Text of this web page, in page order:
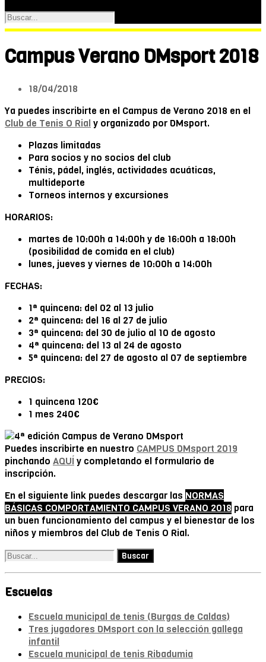
Campus Verano DMsport 2018
18/04/2018
Ya puedes inscribirte en el Campus de Verano 2018 en el
Club de Tenis O Rial y organizado por DMsport.
Plazas limitadas
Para socios y no socios del club
Ténis, pádel, inglés, actividades acuáticas,
multideporte
Torneos internos y excursiones
HORARIOS:
martes de 10:00h a 14:00h y de 16:00h a 18:00h
(posibilidad de comida en el club)
lunes, jueves y viernes de 10:00h a 14:00h
FECHAS:
1ª quincena: del 02 al 13 julio
2ª quincena: del 16 al 27 de julio
3ª quincena: del 30 de julio al 10 de agosto
4ª quincena: del 13 al 24 de agosto
5ª quincena: del 27 de agosto al 07 de septiembre
PRECIOS:
1 quincena 120€
1 mes 240€
Puedes inscribirte en nuestro CAMPUS DMsport 2019
pinchando AQUÍ y completando el formulario de
inscripción.
En el siguiente link puedes descargar las NORMAS
BÁSICAS COMPORTAMIENTO CAMPUS VERANO 2018 para
un buen funcionamiento del campus y el bienestar de los
niños y miembros del Club de Tenis O Rial.
Escuelas
Escuela municipal de tenis (Burgas de Caldas)
Tres jugadores DMsport con la selección gallega
infantil
Escuela municipal de tenis Ribadumia